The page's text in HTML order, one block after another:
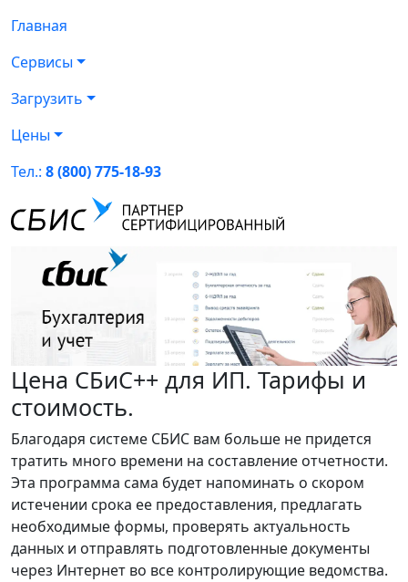
Главная
Сервисы
Загрузить
Цены
Тел.: 8 (800) 775-18-93
Цена СБиС++ для ИП. Тарифы и
стоимость.
Благодаря системе СБИС вам больше не придется
тратить много времени на составление отчетности.
Эта программа сама будет напоминать о скором
истечении срока ее предоставления, предлагать
необходимые формы, проверять актуальность
данных и отправлять подготовленные документы
через Интернет во все контролирующие ведомства.